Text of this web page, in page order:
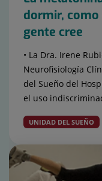
dormir,
gente cree
• La Dra. Irene
Neurofisiología
del Sueño del
el uso
UNIDAD DEL SUEÑO